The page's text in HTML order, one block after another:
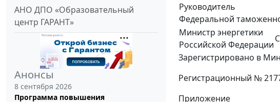
АНО ДПО «Образовательный
центр ГАРАНТ»
Анонсы
8 сентября 2026
Программа повышения
Руководитель
Федеральной
Министр энергетики
Российской Федерации
Зарегистрировано в
Регистрационный №
Приложение